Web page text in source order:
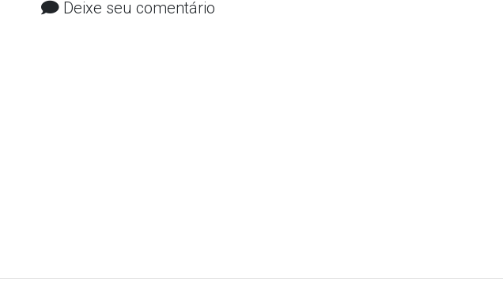
Deixe seu comentário